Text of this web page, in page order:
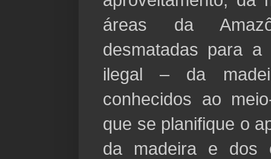
áreas da
desmatadas para
ilegal – da
conhecidos ao
que se planifique o
da madeira e dos